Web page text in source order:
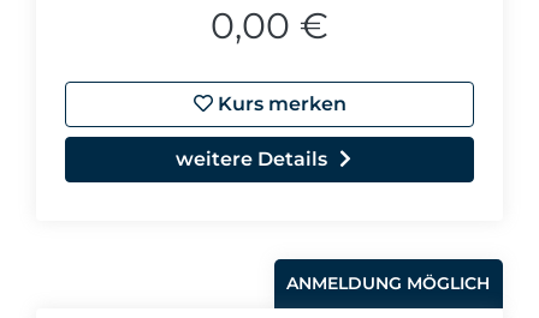
0,00 €
Kurs merken
weitere Details
ANMELDUNG MÖGLICH